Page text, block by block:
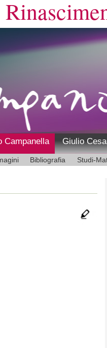
Campanella Giulio
Bibliografia Studi-